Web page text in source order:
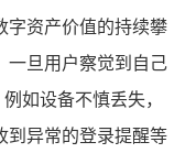
字资产价值的持续攀
一旦用户察觉到自己
如设备不慎丢失，
到异常的登录提醒等